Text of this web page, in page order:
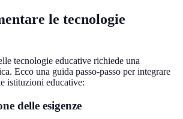
le tecnologie
tecnologie educative richiede una
Ecco una guida passo-passo per integrare
istituzioni educative:
delle esigenze